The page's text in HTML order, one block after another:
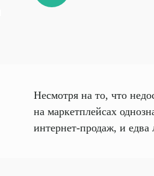
Несмотря на то, что
на маркетплейсах
интернет-продаж, и едва